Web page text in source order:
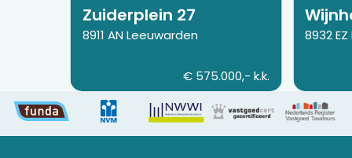
Zuiderplein 27
8911 AN Leeuwarden
€ 575.000,- k.k.
8932